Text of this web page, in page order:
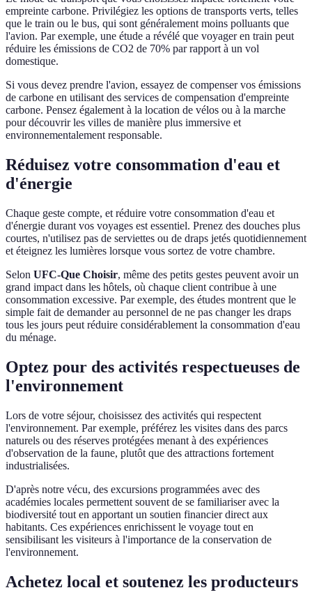
empreinte carbone. Privilégiez les options de transports verts, telles
que le train ou le bus, qui sont généralement moins polluants que
l'avion. Par exemple, une étude a révélé que voyager en train peut
réduire les émissions de CO2 de 70% par rapport à un vol
domestique.
Si vous devez prendre l'avion, essayez de compenser vos émissions
de carbone en utilisant des services de compensation d'empreinte
carbone. Pensez également à la location de vélos ou à la marche
pour découvrir les villes de manière plus immersive et
environnementalement responsable.
Réduisez votre consommation d'eau et
d'énergie
Chaque geste compte, et réduire votre consommation d'eau et
d'énergie durant vos voyages est essentiel. Prenez des douches plus
courtes, n'utilisez pas de serviettes ou de draps jetés quotidiennement
et éteignez les lumières lorsque vous sortez de votre chambre.
Selon UFC-Que Choisir, même des petits gestes peuvent avoir un
grand impact dans les hôtels, où chaque client contribue à une
consommation excessive. Par exemple, des études montrent que le
simple fait de demander au personnel de ne pas changer les draps
tous les jours peut réduire considérablement la consommation d'eau
du ménage.
Optez pour des activités respectueuses de
l'environnement
Lors de votre séjour, choisissez des activités qui respectent
l'environnement. Par exemple, préférez les visites dans des parcs
naturels ou des réserves protégées menant à des expériences
d'observation de la faune, plutôt que des attractions fortement
industrialisées.
D'après notre vécu, des excursions programmées avec des
académies locales permettent souvent de se familiariser avec la
biodiversité tout en apportant un soutien financier direct aux
habitants. Ces expériences enrichissent le voyage tout en
sensibilisant les visiteurs à l'importance de la conservation de
l'environnement.
Achetez local et soutenez les producteurs